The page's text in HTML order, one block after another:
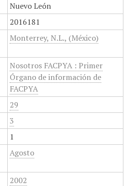
Nuevo León
2016181
Monterrey, N.L., (México)
Nosotros FACPYA : Primer
Órgano de información de
FACPYA
29
3
1
Agosto
2002